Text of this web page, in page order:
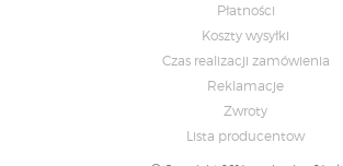
Płatności
Koszty wysyłki
Czas realizacji zamówienia
Reklamacje
Zwroty
Lista producentow